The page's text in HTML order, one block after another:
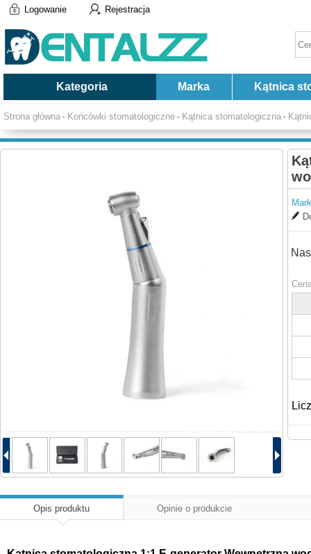
Logowanie Rejestracja
Kategoria Marka Kątnica
Strona główna - Końcówki stomatologiczne - Kątnica stomatologiczna -
Opis produktu Opinie o produkcie